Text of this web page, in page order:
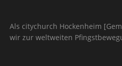
Als citychurch Hockenheim
wir zur weltweiten